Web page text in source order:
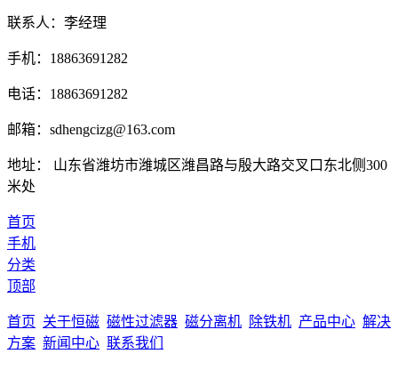
联系人：李经理
手机：18863691282
电话：18863691282
邮箱：sdhengcizg@163.com
地址： 山东省潍坊市潍城区潍昌路与殷大路交叉口东北侧300
米处
首页
手机
分类
顶部
首页 关于恒磁 磁性过滤器 磁分离机 除铁机 产品中心 解决
方案 新闻中心 联系我们